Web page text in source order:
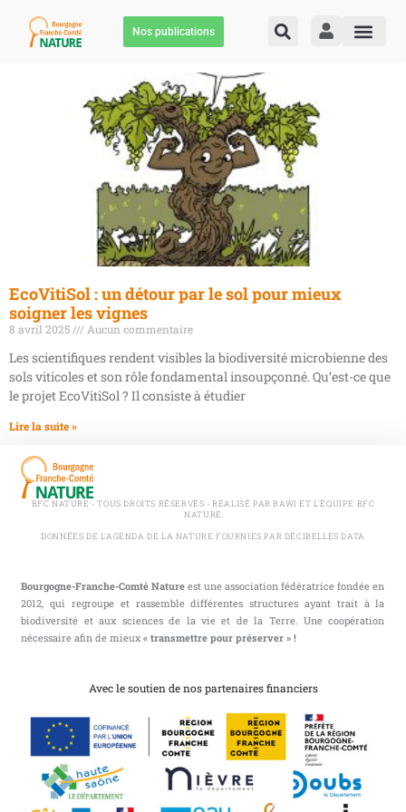
Nos publications
EcoVitiSol : un détour par le sol pour mieux
soigner les vignes
8 avril 2025 Aucun commentaire
Les scientifiques rendent visibles la biodiversité microbienne des
sols viticoles et son rôle fondamental insoupçonné. Qu’est-ce que
le projet EcoVitiSol ? Il consiste à étudier
Lire la suite »
BFC NATURE - TOUS DROITS RÉSERVÉS - RÉALISÉ PAR BAWI ET L'ÉQUIPE BFC
NATURE
DONNÉES DE L'AGENDA DE LA NATURE FOURNIES PAR DÉCIBELLES DATA
Bourgogne-Franche-Comté Nature est une association fédératrice fondée en
2012, qui regroupe et rassemble différentes structures ayant trait à la
biodiversité et aux sciences de la vie et de la Terre. Une coopération
nécessaire afin de mieux« transmettre pour préserver » !
Avec le soutien de nos partenaires financiers